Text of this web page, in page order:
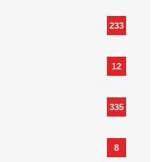
233
12
335
8